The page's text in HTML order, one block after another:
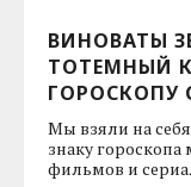
ВИНОВАТЫ
ТОТЕМНЫЙ
ГОРОСКОПУ
Мы взяли на
знаку
фильмов и